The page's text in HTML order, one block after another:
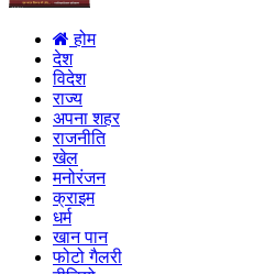
होम
देश
विदेश
राज्य
अपना शहर
राजनीति
खेल
मनोरंजन
क्राइम
धर्म
खान पान
फोटो गैलरी